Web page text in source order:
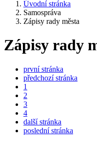
Úvodní stránka
Samospráva
Zápisy rady města
Zápisy rady
první stránka
předchozí stránka
1
2
3
4
další stránka
poslední stránka